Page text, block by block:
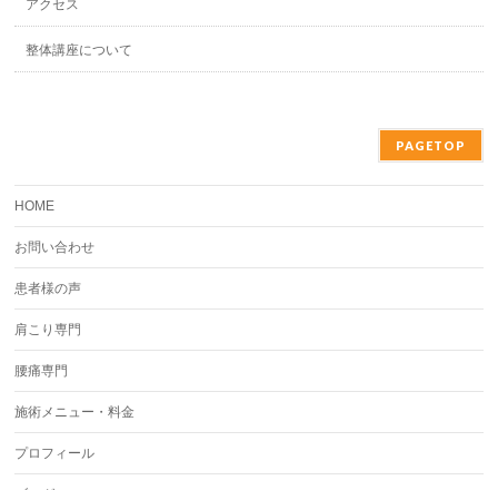
アクセス
整体講座について
PAGETOP
HOME
お問い合わせ
患者様の声
肩こり専門
腰痛専門
施術メニュー・料金
プロフィール